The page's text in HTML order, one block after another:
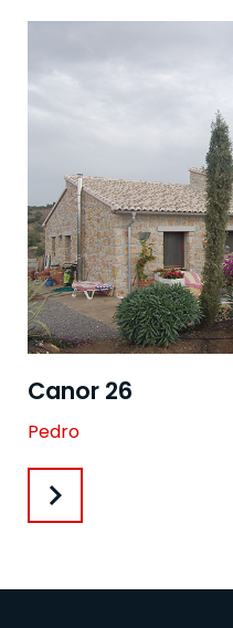
Canor 26
Pedro
chevron_right